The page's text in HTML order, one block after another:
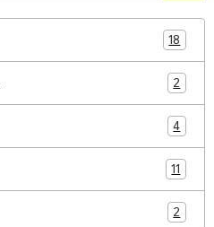
18
2
4
11
2